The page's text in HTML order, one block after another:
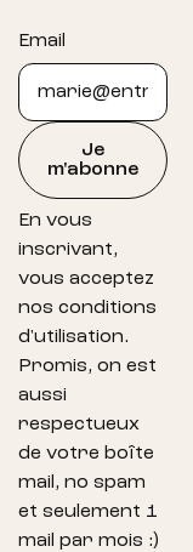
Email
Je
m'abonne
En vous
inscrivant,
vous acceptez
nos conditions
d'utilisation.
Promis, on est
aussi
respectueux
de votre boîte
mail, no spam
et seulement 1
mail par mois :)